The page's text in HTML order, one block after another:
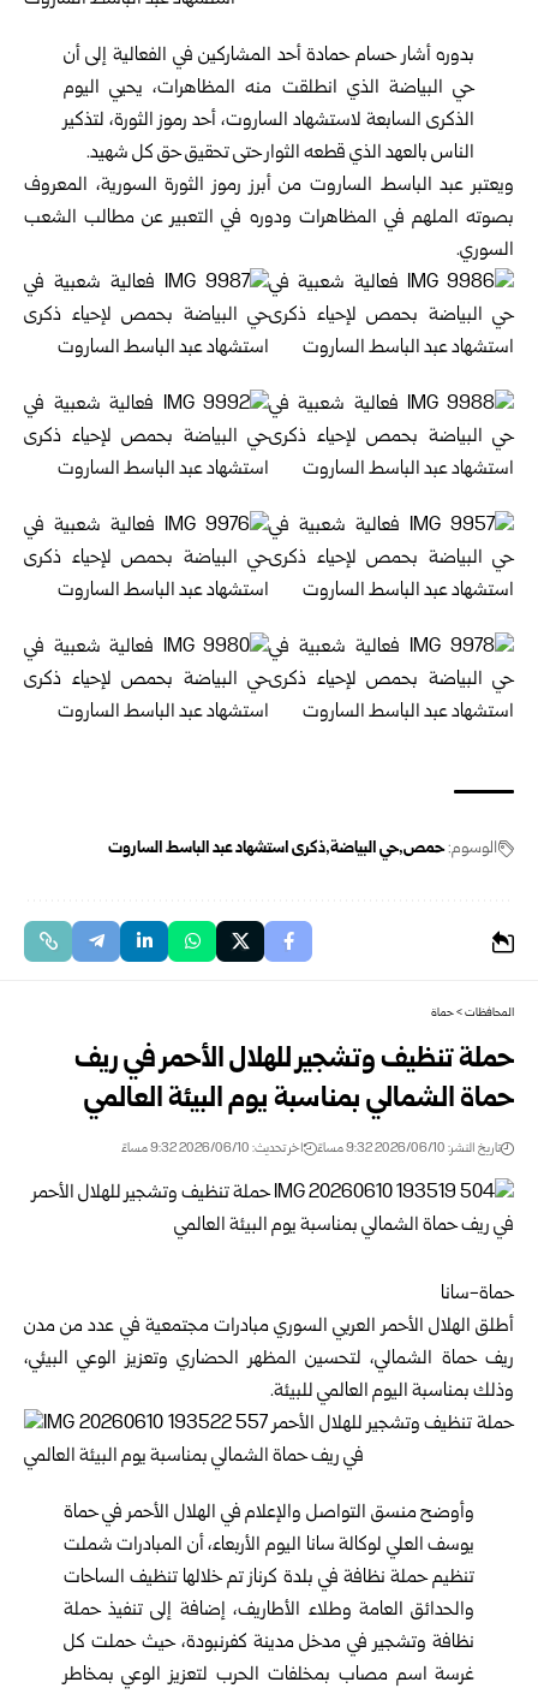
بدوره أشار حسام حمادة أحد المشاركين في الفعالية إلى أن
حي البياضة الذي انطلقت منه المظاهرات، يحيي اليوم
الذكرى السابعة لاستشهاد الساروت، أحد رموز الثورة، لتذكير
الناس بالعهد الذي قطعه الثوار حتى تحقيق حق كل شهيد.
ويعتبر عبد الباسط الساروت من أبرز رموز الثورة السورية، المعروف
بصوته الملهم في المظاهرات ودوره في التعبير عن مطالب الشعب
السوري.
الوسوم:حمص حي البياضة ذكرى استشهاد عبد الباسط الساروت
المحافظات>حماة
حملة تنظيف وتشجير للهلال الأحمر في ريف
حماة الشمالي بمناسبة يوم البيئة العالمي
تاريخ النشر: 2026/06/10 9:32 مساءً اخر تحديث: 2026/06/10 9:32 مساءً
حماة-سانا
أطلق الهلال الأحمر العربي السوريمبادرات مجتمعية في عدد من مدن
ريف حماة الشمالي، لتحسين المظهر الحضاري وتعزيز الوعي البيئي،
وذلك بمناسبة اليوم العالمي للبيئة.
وأوضح منسق التواصل والإعلام في الهلال الأحمر في حماة
يوسف العلي لوكالة سانا اليوم الأربعاء، أن المبادرات شملت
تنظيم حملة نظافة في بلدة كرناز تم خلالها تنظيف الساحات
والحدائق العامة وطلاء الأطاريف، إضافة إلى تنفيذ حملة
نظافة وتشجير في مدخل مدينة كفرنبودة، حيث حملت كل
غرسة اسم مصاب بمخلفات الحرب لتعزيز الوعي بمخاطر